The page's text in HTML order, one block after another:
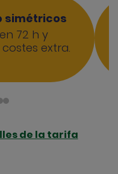
simétricos
72 h y
extra.
de la tarifa